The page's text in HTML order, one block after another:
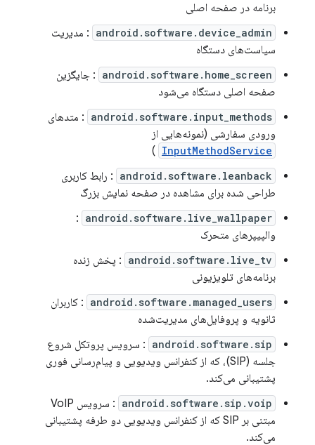
برنامه در صفحه اصلی
android.software.device_admin : مدیریت
سیاست‌های دستگاه
android.software.home_screen : جایگزین
صفحه اصلی دستگاه می‌شود
android.software.input_methods : متدهای
ورودی سفارشی (نمونه‌هایی از
InputMethodService
)
android.software.leanback : رابط کاربری
طراحی شده برای مشاهده در صفحه نمایش بزرگ
android.software.live_wallpaper
:
والپیپرهای متحرک
android.software.live_tv : پخش زنده
برنامه‌های تلویزیونی
android.software.managed_users : کاربران
ثانویه و پروفایل‌های مدیریت‌شده
android.software.sip : سرویس پروتکل شروع
جلسه (SIP)، که از کنفرانس ویدیویی و پیام‌رسانی فوری
پشتیبانی می‌کند.
android.software.sip.voip
: سرویس VoIP
مبتنی بر SIP که از کنفرانس ویدیویی دو طرفه پشتیبانی
می‌کند.